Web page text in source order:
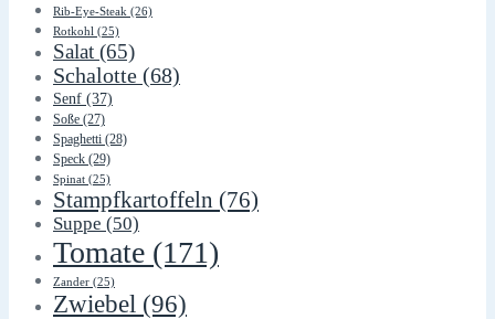
Rib-Eye-Steak (26)
Rotkohl (25)
Salat (65)
Schalotte (68)
Senf (37)
Soße (27)
Spaghetti (28)
Speck (29)
Spinat (25)
Stampfkartoffeln (76)
Suppe (50)
Tomate (171)
Zander (25)
Zwiebel (96)